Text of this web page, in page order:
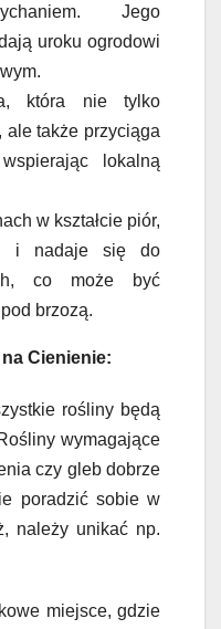
Jego
uroku ogrodowi
która nie tylko
także przyciąga
lokalną
w kształcie piór,
i nadaje się do
co może być
brzozą.
Cienienie:
rośliny będą
wymagające
czy gleb dobrze
poradzić sobie w
należy unikać np.
miejsce, gdzie